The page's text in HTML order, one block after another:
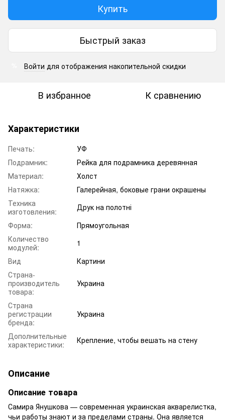
Купить
Быстрый заказ
Войти для отображения накопительной скидки
В избранное К сравнению
Характеристики
Печать:
УФ
Подрамник:
Рейка для подрамника деревянная
Материал:
Холст
Натяжка:
Галерейная, боковые грани окрашены
Техника
изготовления:
Друк на полотні
Форма:
Прямоугольная
Количество
модулей:
1
Вид
Картини
Страна-
производитель
товара:
Украина
Страна
регистрации
бренда:
Украина
Дополнительные
характеристики:
Крепление, чтобы вешать на стену
Описание
Описание товара
Самира Янушкова — современная украинская акварелистка,
чьи работы знают и за пределами страны. Она является